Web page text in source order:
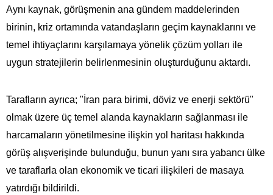
Aynı kaynak, görüşmenin ana gündem maddelerinden
birinin, kriz ortamında vatandaşların geçim kaynaklarını ve
temel ihtiyaçlarını karşılamaya yönelik çözüm yolları ile
uygun stratejilerin belirlenmesinin oluşturduğunu aktardı.
Tarafların ayrıca; "İran para birimi, döviz ve enerji sektörü"
olmak üzere üç temel alanda kaynakların sağlanması ile
harcamaların yönetilmesine ilişkin yol haritası hakkında
görüş alışverişinde bulunduğu, bunun yanı sıra yabancı ülke
ve taraflarla olan ekonomik ve ticari ilişkileri de masaya
yatırdığı bildirildi.